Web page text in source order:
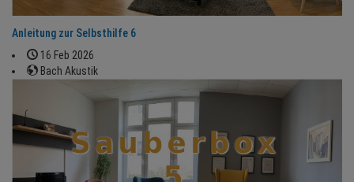
Anleitung zur Selbsthilfe 6
16 Feb 2026
Bach Akustik